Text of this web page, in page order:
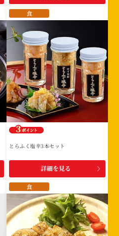
食
とらふく塩辛3本セット
詳細を見る
食